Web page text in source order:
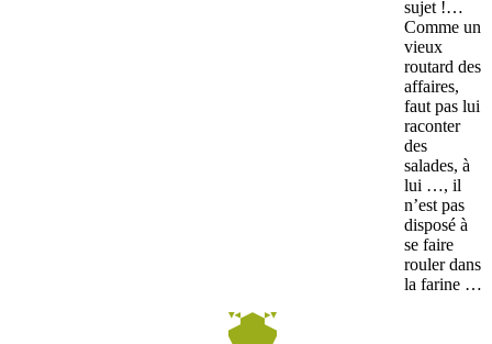
sujet !…
Comme un
vieux
routard des
affaires,
faut pas lui
raconter
des
salades, à
lui …, il
n’est pas
disposé à
se faire
rouler dans
la farine …